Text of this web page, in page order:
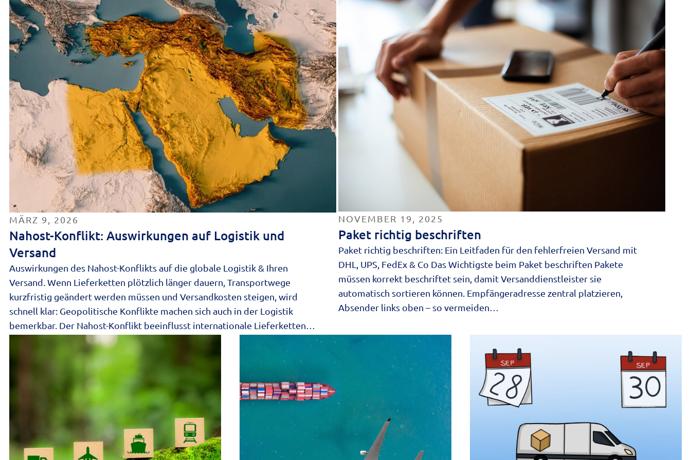
MÄRZ 9, 2026
Nahost-Konflikt: Auswirkungen auf Logistik und
Versand
Auswirkungen des Nahost-Konflikts auf die globale Logistik & Ihren
Versand. Wenn Lieferketten plötzlich länger dauern, Transportwege
kurzfristig geändert werden müssen und Versandkosten steigen, wird
schnell klar: Geopolitische Konflikte machen sich auch in der Logistik
bemerkbar. Der Nahost-Konflikt beeinflusst internationale Lieferketten…
NOVEMBER 19, 2025
Paket richtig beschriften
Paket richtig beschriften: Ein Leitfaden für den fehlerfreien Versand mit
DHL, UPS, FedEx & Co Das Wichtigste beim Paket beschriften Pakete
müssen korrekt beschriftet sein, damit Versanddienstleister sie
automatisch sortieren können. Empfängeradresse zentral platzieren,
Absender links oben – so vermeiden…